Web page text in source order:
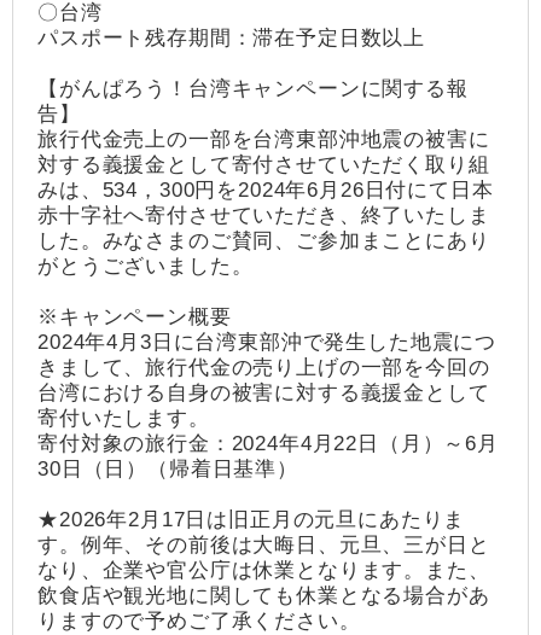
〇台湾
パスポート残存期間：滞在予定日数以上
【がんぱろう！台湾キャンペーンに関する報
告】
旅行代金売上の一部を台湾東部沖地震の被害に
対する義援金として寄付させていただく取り組
みは、534，300円を2024年6月26日付にて日本
赤十字社へ寄付させていただき、終了いたしま
した。みなさまのご賛同、ご参加まことにあり
がとうございました。
※キャンペーン概要
2024年4月3日に台湾東部沖で発生した地震につ
きまして、旅行代金の売り上げの一部を今回の
台湾における自身の被害に対する義援金として
寄付いたします。
寄付対象の旅行金：2024年4月22日（月）～6月
30日（日）（帰着日基準）
★2026年2月17日は旧正月の元旦にあたりま
す。例年、その前後は大晦日、元旦、三が日と
なり、企業や官公庁は休業となります。また、
飲食店や観光地に関しても休業となる場合があ
りますので予めご了承ください。